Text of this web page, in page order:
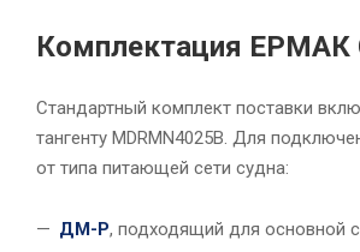
Комплектация ЕРМАК
Стандартный комплект поставки
тангенту MDRMN4025B. Для
от типа питающей сети судна:
ДМ-Р, подходящий для основной